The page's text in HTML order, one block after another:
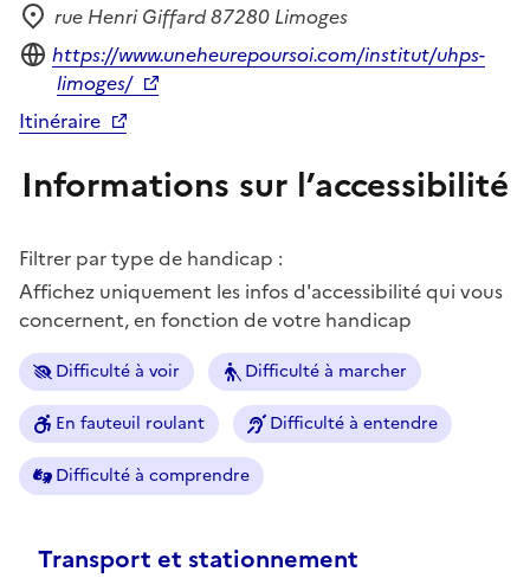
Adresse
rue Henri Giffard 87280 Limoges
Site internet
https://www.uneheurepoursoi.com/institut/uhps-
limoges/
Itinéraire
Informations sur l’accessibilité
Filtrer par type de handicap :
Affichez uniquement les infos d'accessibilité qui vous
concernent, en fonction de votre handicap
Difficulté à voir Difficulté à marcher
En fauteuil roulant Difficulté à entendre
Difficulté à comprendre
Transport et stationnement